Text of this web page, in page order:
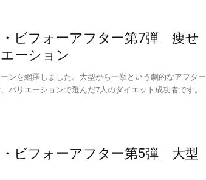
ビフォーアフター第7弾 痩せ
ーション
ンを網羅しました。大型から一挙という劇的なアフター
バリエーションで選んだ7人のダイエット成功者です。
ビフォーアフター第5弾 大型